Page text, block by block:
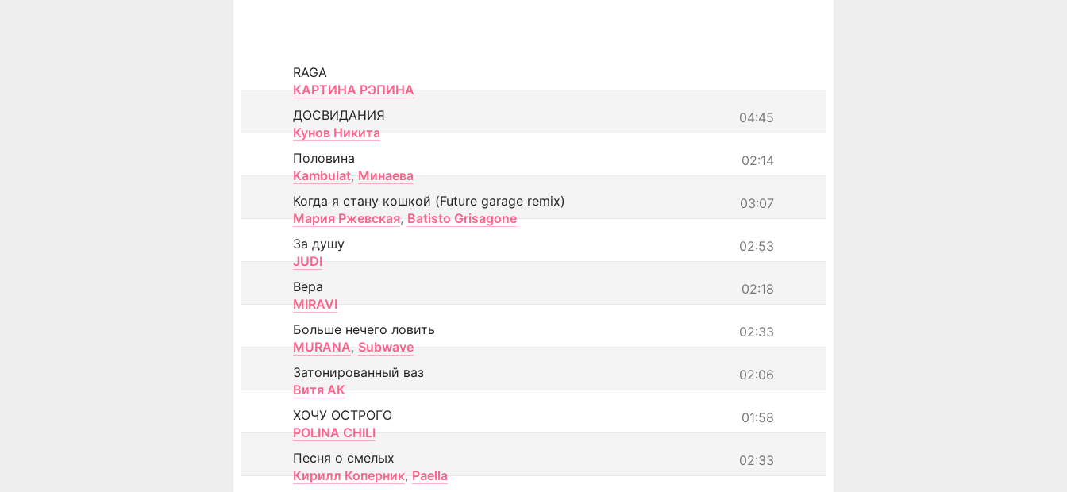
RAGA
КАРТИНА РЭПИНА
04:45
ДОСВИДАНИЯ
Кунов Никита
02:14
Половина
Kambulat, Минаева
03:07
Когда я стану кошкой (Future garage remix)
Мария Ржевская, Batisto Grisagone
02:53
За душу
JUDI
02:18
Вера
MIRAVI
02:33
Больше нечего ловить
MURANA, Subwave
02:06
Затонированный ваз
Витя АК
01:58
ХОЧУ ОСТРОГО
POLINA CHILI
02:33
Песня о смелых
Кирилл Коперник, Paella